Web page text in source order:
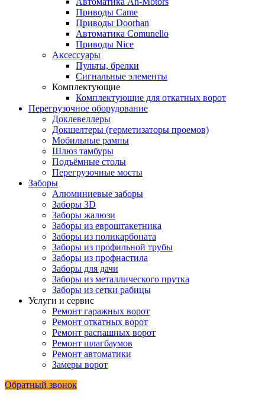
Приводы Came
Приводы Doorhan
Автоматика Comunello
Приводы Nice
Аксессуары
Пульты, брелки
Сигнальные элементы
Комплектующие
Комплектующие для откатных ворот
Перегрузочное оборудование
Доклевеллеры
Докшелтеры (герметизаторы проемов)
Мобильные рампы
Шлюз тамбуры
Подъёмные столы
Перегрузочные мосты
Заборы
Алюминиевые заборы
Заборы 3D
Заборы жалюзи
Заборы из евроштакетника
Заборы из поликарбоната
Заборы из профильной трубы
Заборы из профнастила
Заборы для дачи
Заборы из металлического прутка
Заборы из сетки рабицы
Услуги и сервис
Ремонт гаражных ворот
Ремонт откатных ворот
Ремонт распашных ворот
Ремонт шлагбаумов
Ремонт автоматики
Замеры ворот
Обратный звонок